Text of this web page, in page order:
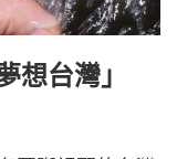
想台灣」